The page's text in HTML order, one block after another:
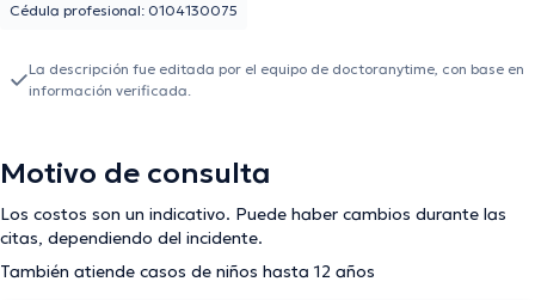
Cédula profesional: 0104130075
La descripción fue editada por el equipo de doctoranytime, con base en
información verificada.
Motivo de consulta
Los costos son un indicativo. Puede haber cambios durante las
citas, dependiendo del incidente.
También atiende casos de niños hasta 12 años